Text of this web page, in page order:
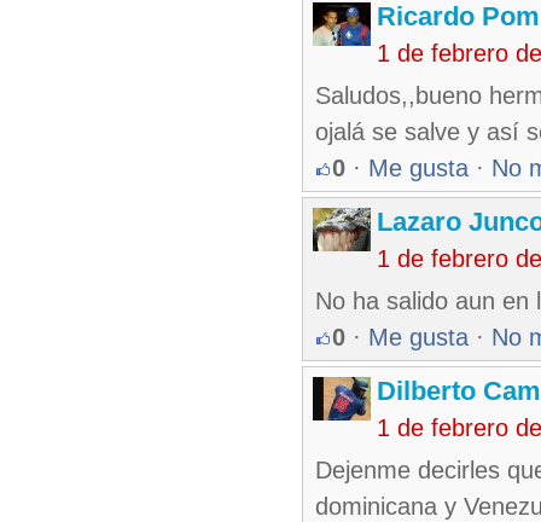
Ricardo
1 de febrero
Saludos,,bueno
ojalá se salve y así
0 · Me gusta · No
Lazaro
1 de febrero
No ha salido aun en
0 · Me gusta · No
Dilberto
1 de febrero
Dejenme decirles
dominicana y